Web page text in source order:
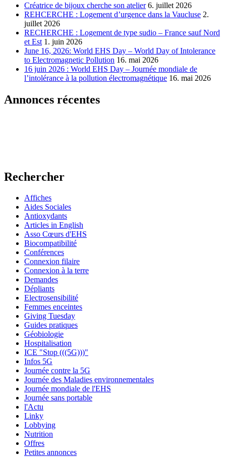
Créatrice de bijoux cherche son atelier 6. juillet 2026
REHCERCHE : Logement d’urgence dans la Vaucluse 2.
juillet 2026
RECHERCHE : Logement de type sudio – France sauf Nord
et Est 1. juin 2026
June 16, 2026: World EHS Day – World Day of Intolerance
to Electromagnetic Pollution 16. mai 2026
16 juin 2026 : World EHS Day – Journée mondiale de
l’intolérance à la pollution électromagnétique 16. mai 2026
Annonces récentes
Rechercher
Affiches
Aides Sociales
Antioxydants
Articles in English
Asso Cœurs d'EHS
Biocompatibilité
Conférences
Connexion filaire
Connexion à la terre
Demandes
Dépliants
Electrosensibilité
Femmes enceintes
Giving Tuesday
Guides pratiques
Géobiologie
Hospitalisation
ICE "Stop (((5G)))"
Infos 5G
Journée contre la 5G
Journée des Maladies environnementales
Journée mondiale de l'EHS
Journée sans portable
l'Actu
Linky
Lobbying
Nutrition
Offres
Petites annonces